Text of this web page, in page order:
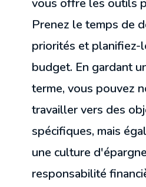
vous offre les outils
Prenez le temps de
priorités et planifiez-
budget. En gardant
terme, vous pouvez
travailler vers des
spécifiques, mais
une culture
responsabilité